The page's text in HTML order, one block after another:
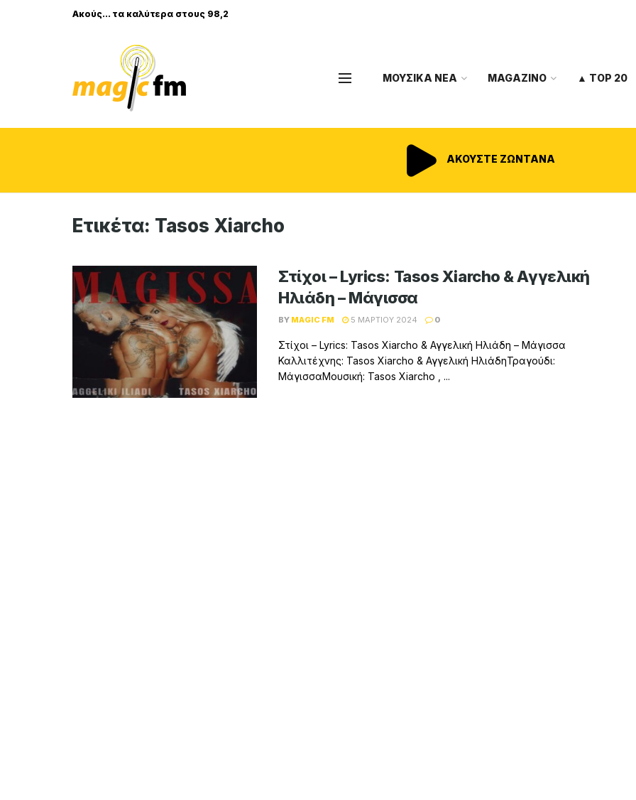
Ακούς... τα καλύτερα στους 98,2
ΜΟΥΣΙΚΑ ΝΕΑ MAGAZINO ▲ TOP 20
ΑΚΟΥΣΤΕ ΖΩΝΤΑΝΑ
Ετικέτα: Tasos Xiarcho
Στίχοι – Lyrics: Tasos Xiarcho & Αγγελική
Ηλιάδη – Μάγισσα
BY MAGIC FM 5 ΜΑΡΤΊΟΥ 2024 0
Στίχοι – Lyrics: Tasos Xiarcho & Αγγελική Ηλιάδη – Μάγισσα
Καλλιτέχνης: Tasos Xiarcho & Αγγελική ΗλιάδηΤραγούδι:
ΜάγισσαΜουσική: Tasos Xiarcho , ...